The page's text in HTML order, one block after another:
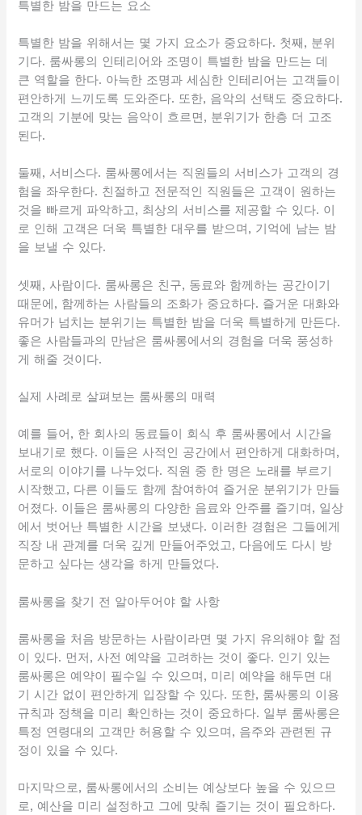
특별한 밤을 만드는 요소
특별한 밤을 위해서는 몇 가지 요소가 중요하다. 첫째, 분위
기다. 룸싸롱의 인테리어와 조명이 특별한 밤을 만드는 데
큰 역할을 한다. 아늑한 조명과 세심한 인테리어는 고객들이
편안하게 느끼도록 도와준다. 또한, 음악의 선택도 중요하다.
고객의 기분에 맞는 음악이 흐르면, 분위기가 한층 더 고조
된다.
둘째, 서비스다. 룸싸롱에서는 직원들의 서비스가 고객의 경
험을 좌우한다. 친절하고 전문적인 직원들은 고객이 원하는
것을 빠르게 파악하고, 최상의 서비스를 제공할 수 있다. 이
로 인해 고객은 더욱 특별한 대우를 받으며, 기억에 남는 밤
을 보낼 수 있다.
셋째, 사람이다. 룸싸롱은 친구, 동료와 함께하는 공간이기
때문에, 함께하는 사람들의 조화가 중요하다. 즐거운 대화와
유머가 넘치는 분위기는 특별한 밤을 더욱 특별하게 만든다.
좋은 사람들과의 만남은 룸싸롱에서의 경험을 더욱 풍성하
게 해줄 것이다.
실제 사례로 살펴보는 룸싸롱의 매력
예를 들어, 한 회사의 동료들이 회식 후 룸싸롱에서 시간을
보내기로 했다. 이들은 사적인 공간에서 편안하게 대화하며,
서로의 이야기를 나누었다. 직원 중 한 명은 노래를 부르기
시작했고, 다른 이들도 함께 참여하여 즐거운 분위기가 만들
어졌다. 이들은 룸싸롱의 다양한 음료와 안주를 즐기며, 일상
에서 벗어난 특별한 시간을 보냈다. 이러한 경험은 그들에게
직장 내 관계를 더욱 깊게 만들어주었고, 다음에도 다시 방
문하고 싶다는 생각을 하게 만들었다.
룸싸롱을 찾기 전 알아두어야 할 사항
룸싸롱을 처음 방문하는 사람이라면 몇 가지 유의해야 할 점
이 있다. 먼저, 사전 예약을 고려하는 것이 좋다. 인기 있는
룸싸롱은 예약이 필수일 수 있으며, 미리 예약을 해두면 대
기 시간 없이 편안하게 입장할 수 있다. 또한, 룸싸롱의 이용
규칙과 정책을 미리 확인하는 것이 중요하다. 일부 룸싸롱은
특정 연령대의 고객만 허용할 수 있으며, 음주와 관련된 규
정이 있을 수 있다.
마지막으로, 룸싸롱에서의 소비는 예상보다 높을 수 있으므
로, 예산을 미리 설정하고 그에 맞춰 즐기는 것이 필요하다.